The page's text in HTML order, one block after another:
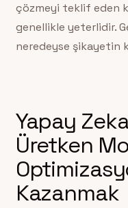
çözmeyi teklif eden
genellikle yeterlidir.
neredeyse şikayetin
Yapay
Üretken
Kazanmak